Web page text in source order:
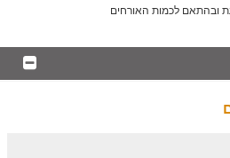
ונוח, המאפשר לכם ליהנות
מקום. בין היתר, תוכלו לבקר
שונות לבילוי כמו שיט באגם,
הליכה בפארק ועוד.
ובהתאם לכמות האורחים